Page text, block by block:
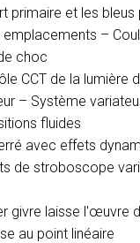
primaire et les
emplacements –
choc
CCT de la
– Système
fluides
avec effets
de stroboscope
givre laisse l'œuvre
au point linéaire